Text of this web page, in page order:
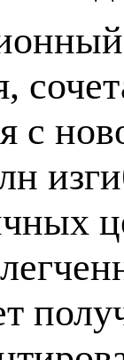
с